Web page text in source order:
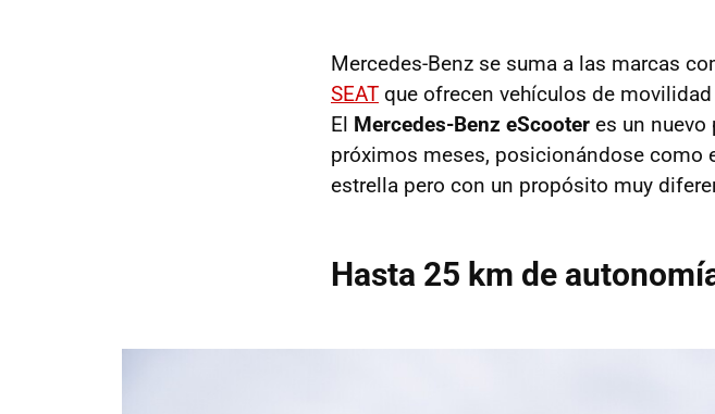
Mercedes-Benz se suma a las marcas
SEAT que ofrecen vehículos de
El Mercedes-Benz eScooter es un nuevo
próximos meses, posicionándose como
estrella pero con un propósito muy
Hasta 25 km de